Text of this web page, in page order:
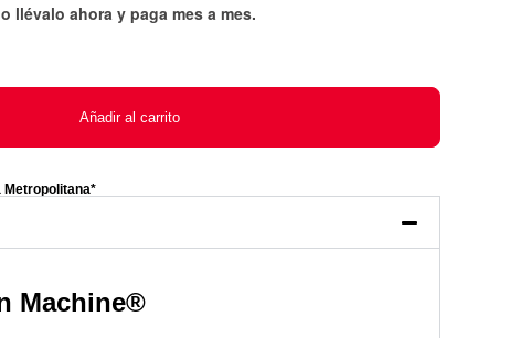
llévalo ahora y paga mes a mes.
Añadir al carrito
Metropolitana*
Machine®